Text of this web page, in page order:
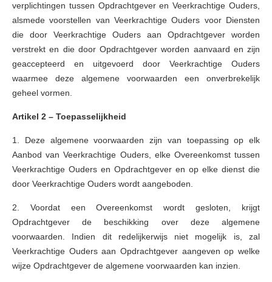
verplichtingen tussen Opdrachtgever en Veerkrachtige Ouders,
alsmede voorstellen van Veerkrachtige Ouders voor Diensten
die door Veerkrachtige Ouders aan Opdrachtgever worden
verstrekt en die door Opdrachtgever worden aanvaard en zijn
geaccepteerd en uitgevoerd door Veerkrachtige Ouders
waarmee deze algemene voorwaarden een onverbrekelijk
geheel vormen.
Artikel 2 – Toepasselijkheid
1. Deze algemene voorwaarden zijn van toepassing op elk
Aanbod van Veerkrachtige Ouders, elke Overeenkomst tussen
Veerkrachtige Ouders en Opdrachtgever en op elke dienst die
door Veerkrachtige Ouders wordt aangeboden.
2. Voordat een Overeenkomst wordt gesloten, krijgt
Opdrachtgever de beschikking over deze algemene
voorwaarden. Indien dit redelijkerwijs niet mogelijk is, zal
Veerkrachtige Ouders aan Opdrachtgever aangeven op welke
wijze Opdrachtgever de algemene voorwaarden kan inzien.